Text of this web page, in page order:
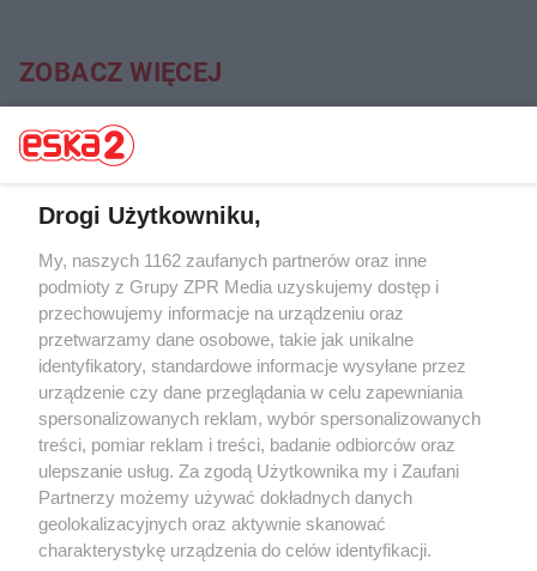
ZOBACZ WIĘCEJ
Żaden utwór zamieszczony w serwisie nie może być powielany i
rozpowszechniany lub dalej rozpowszechniany w jakikolwiek sposób (w
tym także elektroniczny lub mechaniczny) na jakimkolwiek polu
Drogi Użytkowniku,
My, naszych 1162 zaufanych partnerów oraz inne
podmioty z Grupy ZPR Media uzyskujemy dostęp i
przechowujemy informacje na urządzeniu oraz
przetwarzamy dane osobowe, takie jak unikalne
identyfikatory, standardowe informacje wysyłane przez
urządzenie czy dane przeglądania w celu zapewniania
spersonalizowanych reklam, wybór spersonalizowanych
treści, pomiar reklam i treści, badanie odbiorców oraz
ulepszanie usług. Za zgodą Użytkownika my i Zaufani
Partnerzy możemy używać dokładnych danych
geolokalizacyjnych oraz aktywnie skanować
charakterystykę urządzenia do celów identyfikacji.